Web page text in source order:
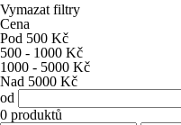
Vymazat filtry
Cena
Pod 500 Kč
500 - 1000 Kč
1000 - 5000 Kč
Nad 5000 Kč
od
0 produktů